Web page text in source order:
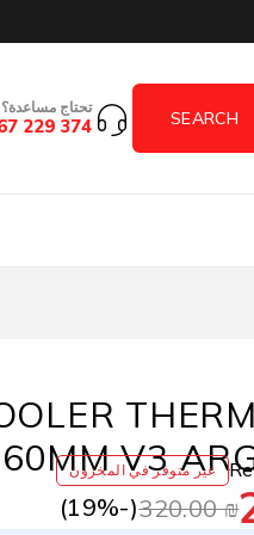
تحتاج مساعدة؟
374 229 0567
V3
غير متوفر في المخزون
320.00₪
(-
19%)